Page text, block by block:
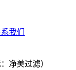
我们
净美过滤）